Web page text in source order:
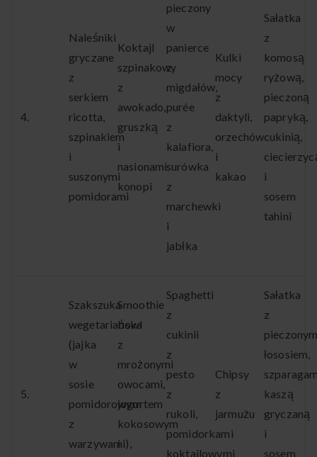
4.
Naleśniki
gryczane
z
serkiem
ricotta,
szpinakiem
i
suszonymi
pomidorami
Koktajl
szpinakowy
z
awokado,
gruszką
i
nasionami
konopi
pieczony
w
panierce
z
migdałów,
purée
z
kalafiora,
surówka
z
marchewki
i
jabłka
Kulki
mocy
z
daktyli,
orzechów
i
kakao
Sałatka
z
komosą
ryżową,
pieczoną
papryką,
cukinią,
i
sosem
tahini
5.
Szakszuka
wegetariańska
(jajka
w
sosie
pomidorowym
z
warzywami),
Smoothie
bowl
z
mrożonymi
owocami,
jogurtem
kokosowym
i
Spaghetti
z
cukinii
z
pesto
z
rukoli,
pomidorkami
koktajlowymi
Chipsy
z
jarmużu
Sałatka
z
łososiem,
kaszą
gryczaną
i
sosem